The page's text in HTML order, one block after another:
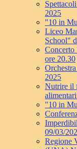
2025
"10 in
Liceo
School"
ore 20.30
2025
Nutrire il
"10 in
09/03/
Regione